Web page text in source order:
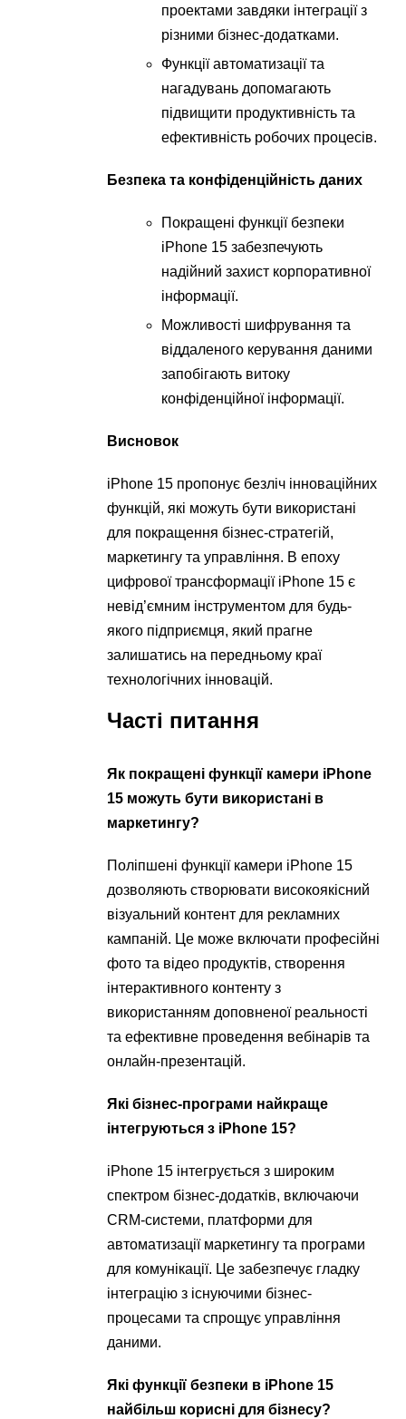
проектами завдяки інтеграції з
різними бізнес-додатками.
Функції автоматизації та
нагадувань допомагають
підвищити продуктивність та
ефективність робочих процесів.
Безпека та конфіденційність даних
Покращені функції безпеки
iPhone 15 забезпечують
надійний захист корпоративної
інформації.
Можливості шифрування та
віддаленого керування даними
запобігають витоку
конфіденційної інформації.
Висновок
iPhone 15 пропонує безліч інноваційних
функцій, які можуть бути використані
для покращення бізнес-стратегій,
маркетингу та управління. В епоху
цифрової трансформації iPhone 15 є
невід’ємним інструментом для будь-
якого підприємця, який прагне
залишатись на передньому краї
технологічних інновацій.
Часті питання
Як покращені функції камери iPhone
15 можуть бути використані в
маркетингу?
Поліпшені функції камери iPhone 15
дозволяють створювати високоякісний
візуальний контент для рекламних
кампаній. Це може включати професійні
фото та відео продуктів, створення
інтерактивного контенту з
використанням доповненої реальності
та ефективне проведення вебінарів та
онлайн-презентацій.
Які бізнес-програми найкраще
інтегруються з iPhone 15?
iPhone 15 інтегрується з широким
спектром бізнес-додатків, включаючи
CRM-системи, платформи для
автоматизації маркетингу та програми
для комунікації. Це забезпечує гладку
інтеграцію з існуючими бізнес-
процесами та спрощує управління
даними.
Які функції безпеки в iPhone 15
найбільш корисні для бізнесу?